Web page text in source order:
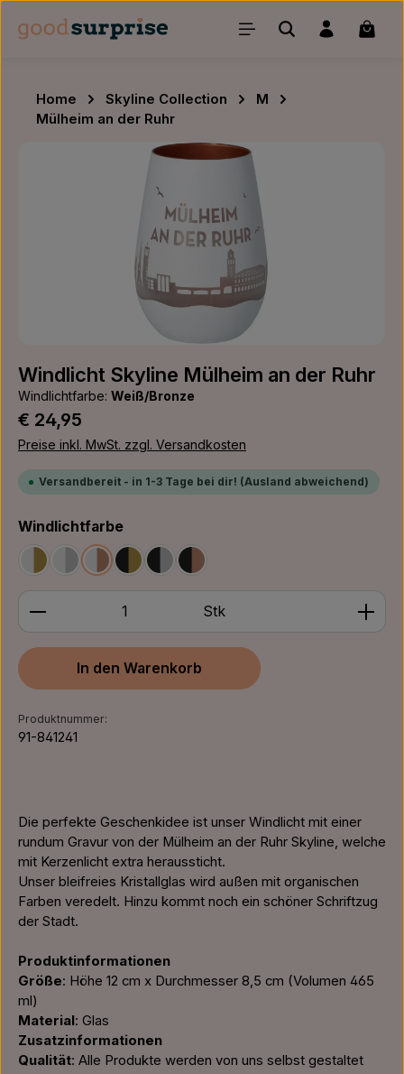
Zum Hauptinhalt springen
Home Skyline Collection
M
Mülheim an der Ruhr
Bildergalerie überspringen
Windlicht Skyline Mülheim an der Ruhr
Windlichtfarbe: Weiß/Bronze
Regulärer Preis:
€ 24,95
Preise inkl. MwSt. zzgl. Versandkosten
Versandbereit - in 1-3 Tage bei dir! (Ausland abweichend)
Windlichtfarbeauswählen
Weiß/GoldWeiß/Silber
Weiß/Bronze
Schwarz/Gold
Schwarz/Silber
Schwarz/Bronze
Produkt Anzahl: Gib den gewünschten Wert ein
Stk
In den Warenkorb
Produktnummer:
91-841241
Die perfekte Geschenkidee ist unser Windlicht mit einer
rundum Gravur von der Mülheim an der Ruhr Skyline, welche
mit Kerzenlicht extra heraussticht.
Unser bleifreies Kristallglas wird außen mit organischen
Farben veredelt. Hinzu kommt noch ein schöner Schriftzug
der Stadt.
Produktinformationen
Größe: Höhe 12 cm x Durchmesser 8,5 cm (Volumen 465
ml)
Material: Glas
Zusatzinformationen
Qualität: Alle Produkte werden von uns selbst gestaltet